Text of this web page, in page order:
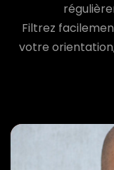
Filtrez
votre